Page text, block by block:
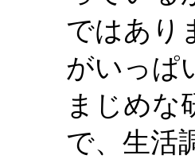
ではあり
がいっぱ
まじめな
で、生活